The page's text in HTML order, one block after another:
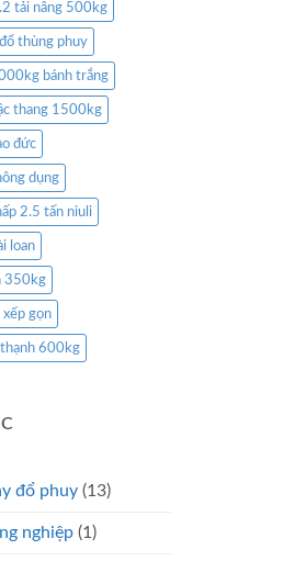
tải nâng 500kg
thùng phuy
bánh trắng
thang 1500kg
đức
dụng
2.5 tấn niuli
loan
350kg
gọn
600kg
đổ phuy (13)
nghiệp (1)